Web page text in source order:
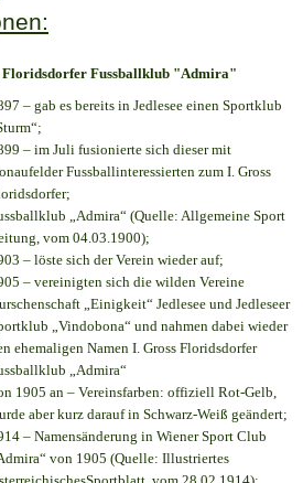
Floridsdorfer Fussballklub "Admira"
– gab es bereits in Jedlesee einen Sportklub
– im Juli fusionierte sich dieser mit
Fussballinteressierten zum I. Gross
;
„Admira“ (Quelle: Allgemeine Sport
vom 04.03.1900);
– löste sich der Verein wieder auf;
– vereinigten sich die wilden Vereine
„Einigkeit“ Jedlesee und Jedleseer
„Vindobona“ und nahmen dabei wieder
ehemaligen Namen I. Gross Floridsdorfer
„Admira“
1905 an – Vereinsfarben: offiziell Rot-Gelb,
aber kurz darauf in Schwarz-Weiß geändert;
– Namensänderung in Wiener Sport Club
von 1905 (Quelle: Illustriertes